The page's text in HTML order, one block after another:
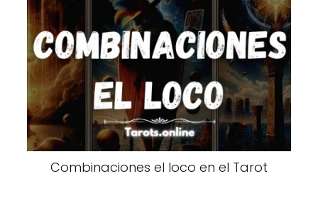
Combinaciones el loco en el Tarot